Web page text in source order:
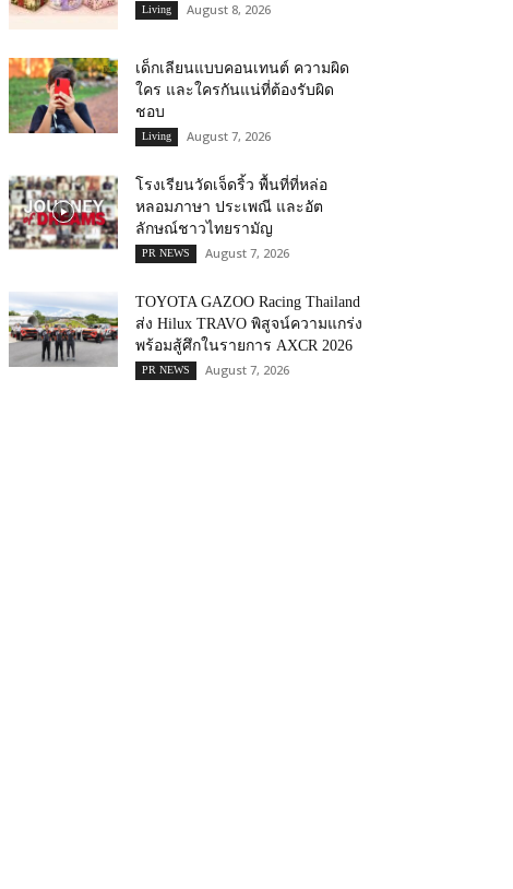
Living August 8, 2026
เด็กเลียนแบบคอนเทนต์ ความผิด
ใคร และใครกันแน่ที่ต้องรับผิด
ชอบ
Living August 7, 2026
โรงเรียนวัดเจ็ดริ้ว พื้นที่ที่หล่อ
หลอมภาษา ประเพณี และอัต
ลักษณ์ชาวไทยรามัญ
PR NEWS August 7, 2026
TOYOTA GAZOO Racing Thailand
ส่ง Hilux TRAVO พิสูจน์ความแกร่ง
พร้อมสู้ศึกในรายการ AXCR 2026
PR NEWS August 7, 2026